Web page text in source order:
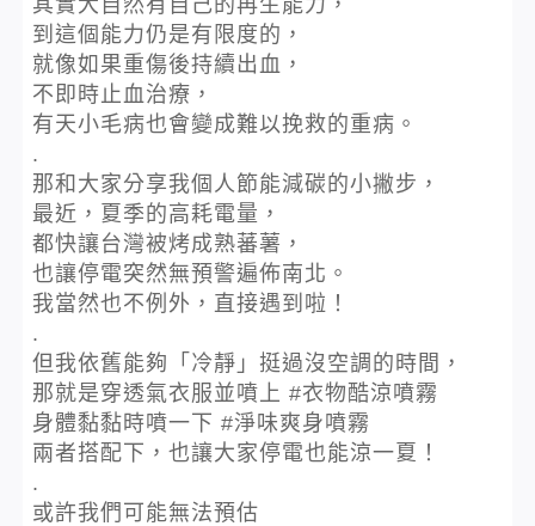
到這個能力仍是有限度的，
就像如果重傷後持續出血，
不即時止血治療，
有天小毛病也會變成難以挽救的重病。
.
那和大家分享我個人節能減碳的小撇步，
最近，夏季的高耗電量，
都快讓台灣被烤成熟蕃薯，
也讓停電突然無預警遍佈南北。
我當然也不例外，直接遇到啦！
.
但我依舊能夠「冷靜」挺過沒空調的時間，
那就是穿透氣衣服並噴上 #衣物酷涼噴霧
身體黏黏時噴一下 #淨味爽身噴霧
兩者搭配下，也讓大家停電也能涼一夏！
.
或許我們可能無法預估